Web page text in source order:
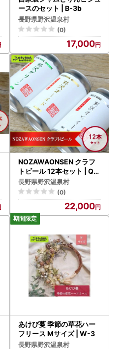
ースのセット | B-3b
長野県野沢温泉村
(0)
17,000
NOZAWAONSEN クラフ
トビール 12本セット | Q-
3 ※2026年4月下旬より順
次発送
長野県野沢温泉村
(0)
22,000
あけび蔓 季節の草花ハー
フリース Mサイズ | W-3
長野県野沢温泉村